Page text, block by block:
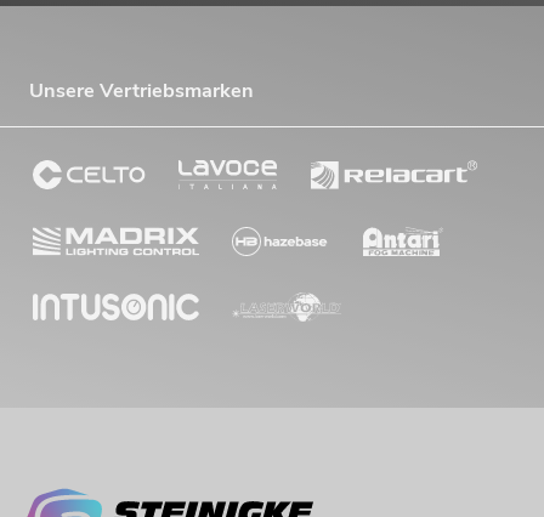
No. 20000745Artikel nicht mehr verfügbar
Unsere Vertriebsmarken